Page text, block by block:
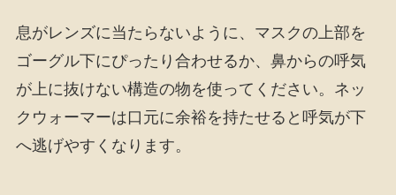
息がレンズに当たらないように、マスクの上部を
ゴーグル下にぴったり合わせるか、鼻からの呼気
が上に抜けない構造の物を使ってください。ネッ
クウォーマーは口元に余裕を持たせると呼気が下
へ逃げやすくなります。